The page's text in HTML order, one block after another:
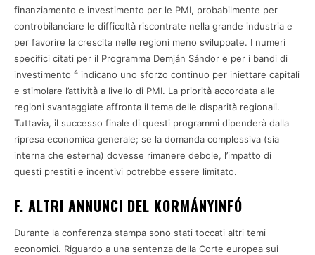
finanziamento e investimento per le PMI, probabilmente per
controbilanciare le difficoltà riscontrate nella grande industria e
per favorire la crescita nelle regioni meno sviluppate. I numeri
specifici citati per il Programma Demján Sándor e per i bandi di
investimento 4 indicano uno sforzo continuo per iniettare capitali
e stimolare l’attività a livello di PMI. La priorità accordata alle
regioni svantaggiate affronta il tema delle disparità regionali.
Tuttavia, il successo finale di questi programmi dipenderà dalla
ripresa economica generale; se la domanda complessiva (sia
interna che esterna) dovesse rimanere debole, l’impatto di
questi prestiti e incentivi potrebbe essere limitato.
F. ALTRI ANNUNCI DEL KORMÁNYINFÓ
Durante la conferenza stampa sono stati toccati altri temi
economici. Riguardo a una sentenza della Corte europea sui